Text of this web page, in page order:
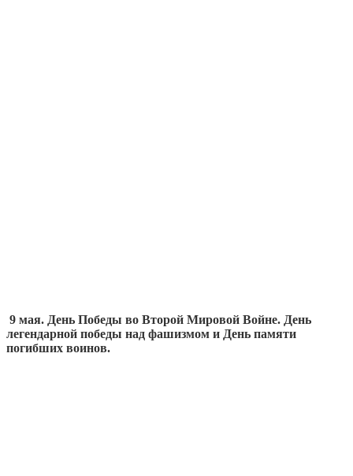
9 мая. День Победы во Второй Мировой Войне. День
легендарной победы над фашизмом и День памяти
погибших воинов.